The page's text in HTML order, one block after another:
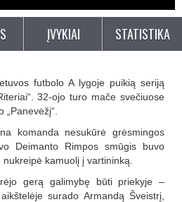
ĮVYKIAI STATISTIKA
futbolo A lygoje puikią seriją
32-ojo turo mače svečiuose
komanda nesukūrė grėsmingos
Deimanto Rimpos smūgis buvo
kamuolį į vartininką.
gerą galimybę būti priekyje –
surado Armandą Šveistrį,